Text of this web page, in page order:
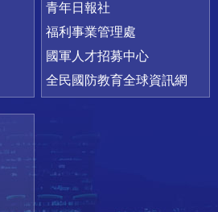
青年日報社
福利事業管理處
國軍人才招募中心
全民國防教育全球資訊網